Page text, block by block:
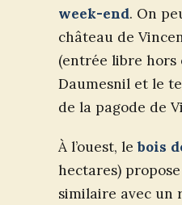
week-end. On
château de
(entrée libre hors
Daumesnil et le
de la pagode de
À l’ouest, lebois
hectares)
similaire avec un